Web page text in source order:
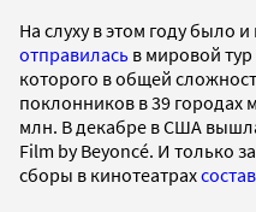
На слуху в этом году было
отправилась в мировой
которого в общей
поклонников в 39 городах
млн. В декабре в США
Film by Beyoncé. И только
сборы в кинотеатрах